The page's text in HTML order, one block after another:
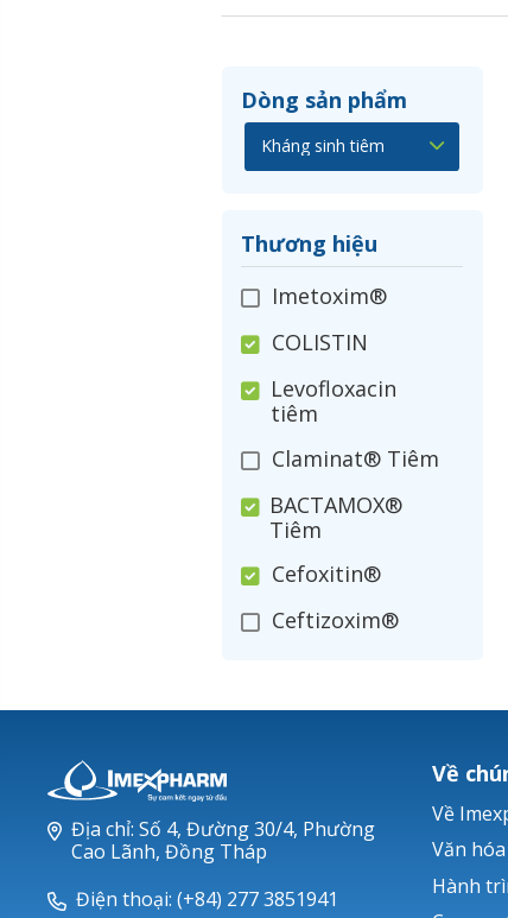
Dòng sản phẩm
Thương hiệu
Imetoxim®
COLISTIN
Levofloxacin
tiêm
Claminat® Tiêm
BACTAMOX®
Tiêm
Cefoxitin®
Ceftizoxim®
Nerusyn®
Ticarlinat®
Zobacta®
Địa chỉ: Số 4, Đường 30/4, Phường
Cao Lãnh, Đồng Tháp
Điện thoại: (+84) 277 3851941
Về
Về
Văn hóa
Hành